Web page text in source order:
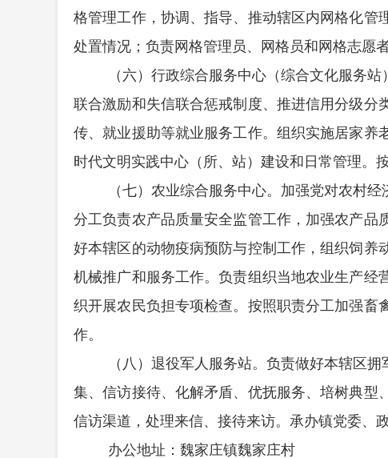
格管理工作，协调、指导、推动辖区内网格化管
处置情况；负责网格管理员、网格员和网格志愿
（六）行政综合服务中心（综合文化服务
联合激励和失信联合惩戒制度、推进信用分级分
传、就业援助等就业服务工作。组织实施居家
时代文明实践中心（所、站）建设和日常管理。
（七）农业综合服务中心。加强党对农村
分工负责农产品质量安全监管工作，加强农产品
好本辖区的动物疫病预防与控制工作，组织饲养
机械推广和服务工作。负责组织当地农业生产经
织开展农民负担专项检查。按照职责分工加强畜
作。
（八）退役军人服务站。负责做好本辖区
集、信访接待、化解矛盾、优抚服务、培树典型
信访渠道，处理来信、接待来访。承办镇党委、
办公地址：魏家庄镇魏家庄村